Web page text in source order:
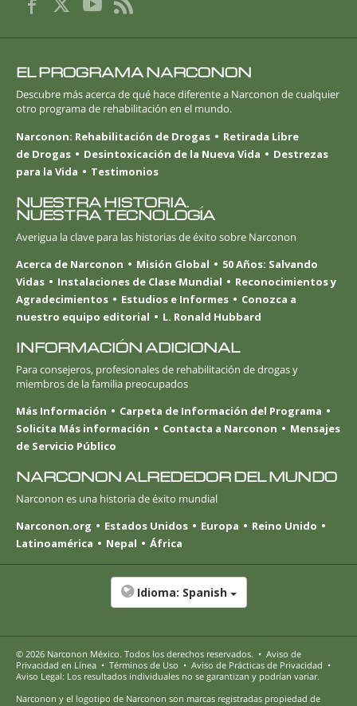
EL PROGRAMA NARCONON
Descubre más acerca de qué hace diferente a Narconon de cualquier
otro programa de rehabilitación en el mundo.
Narconon: Rehabilitación de Drogas
Retirada Libre
de Drogas
Desintoxicación de la Nueva Vida
Destrezas
para la Vida
Testimonios
NUESTRA HISTORIA.
NUESTRA TECNOLOGÍA
Averigua la clave para las historias de éxito sobre Narconon
Acerca de Narconon
Misión Global
50 Años: Salvando
Vidas
Instalaciones de Clase Mundial
Reconocimientos y
Agradecimientos
Estudios e Informes
Conozca a
nuestro equipo editorial
L. Ronald Hubbard
INFORMACIÓN ADICIONAL
Para consejeros, profesionales de rehabilitación de drogas y
miembros de la familia preocupados
Más Información
Carpeta de Información del Programa
Solicita Más información
Contacta a Narconon
Mensajes
de Servicio Público
NARCONON ALREDEDOR DEL MUNDO
Narconon es una historia de éxito mundial
Narconon.org
Estados Unidos Europa
Reino Unido
Latinoamérica
Nepal África
Idioma: Spanish
© 2026 Narconon México. Todos los derechos reservados. • Aviso de
Privacidad en Línea • Términos de Uso • Aviso de Prácticas de Privacidad •
Aviso Legal: Los resultados individuales no se garantizan y podrían variar.
Narconon y el logotipo de Narconon son marcas registradas propiedad de